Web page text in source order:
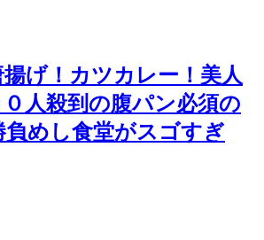
げ！カツカレー！美人
人殺到の腹パン必須の
めし食堂がスゴすぎ